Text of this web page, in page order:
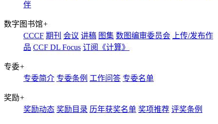
伴
数字图书馆+
CCCF 期刊 会议 讲稿 图集 数图编审委员会
上传/发布作
品 CCF DL Focus 订阅《计算》
专委+
专委简介 专委条例 工作问答 专委名单
奖励+
奖励动态 奖励目录 历年获奖名单 奖项推荐 评奖条例